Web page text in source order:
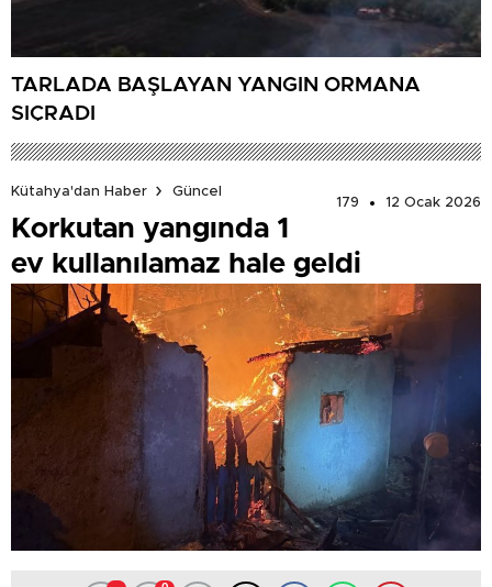
TARLADA BAŞLAYAN YANGIN ORMANA
SIÇRADI
Kütahya'dan Haber
Güncel
179
12 Ocak 2026
Korkutan yangında 1
ev kullanılamaz hale geldi